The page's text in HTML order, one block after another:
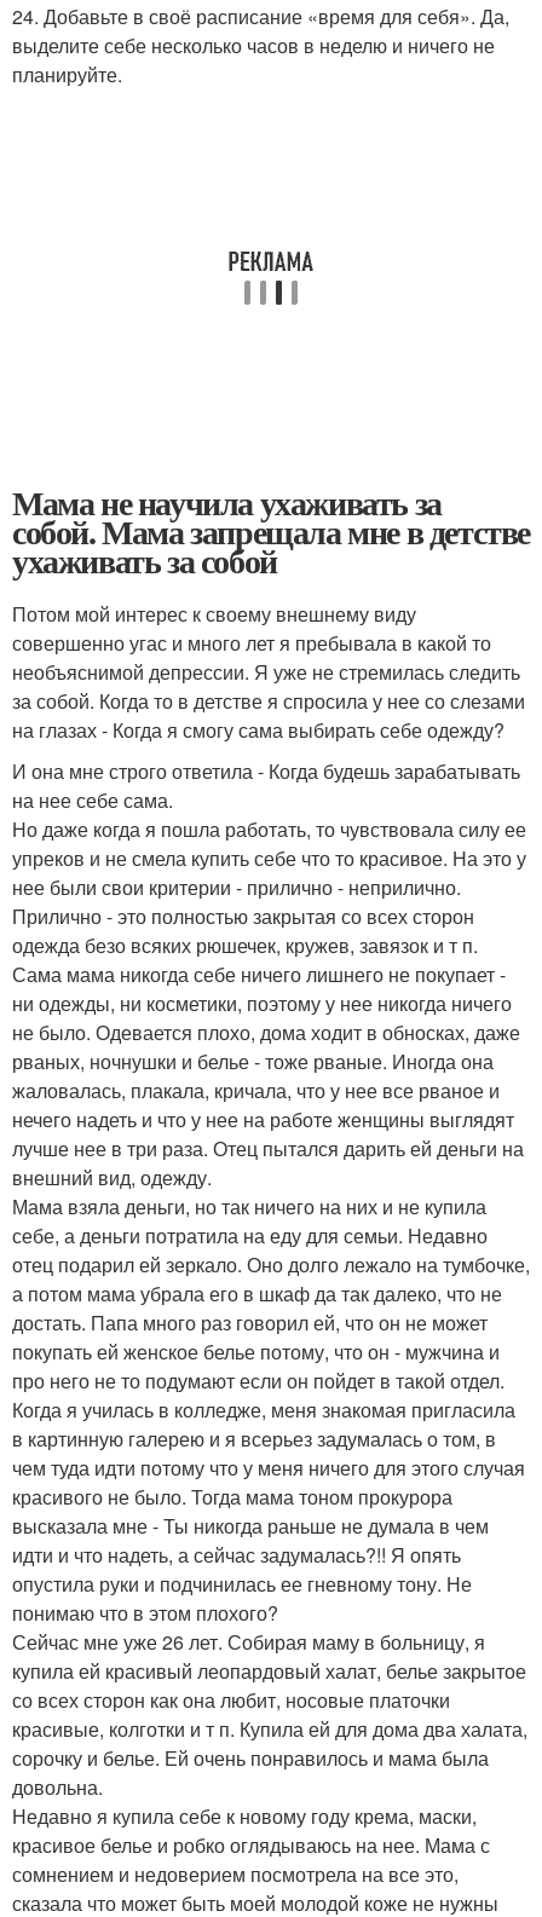
24. Добавьте в своё расписание «время для себя». Да,
выделите себе несколько часов в неделю и ничего не
планируйте.
Мама не научила ухаживать за
собой. Мама запрещала мне в детстве
ухаживать за собой
Потом мой интерес к своему внешнему виду
совершенно угас и много лет я пребывала в какой то
необъяснимой депрессии. Я уже не стремилась следить
за собой. Когда то в детстве я спросила у нее со слезами
на глазах - Когда я смогу сама выбирать себе одежду?
И она мне строго ответила - Когда будешь зарабатывать
на нее себе сама.
Но даже когда я пошла работать, то чувствовала силу ее
упреков и не смела купить себе что то красивое. На это у
нее были свои критерии - прилично - неприлично.
Прилично - это полностью закрытая со всех сторон
одежда безо всяких рюшечек, кружев, завязок и т п.
Сама мама никогда себе ничего лишнего не покупает -
ни одежды, ни косметики, поэтому у нее никогда ничего
не было. Одевается плохо, дома ходит в обносках, даже
рваных, ночнушки и белье - тоже рваные. Иногда она
жаловалась, плакала, кричала, что у нее все рваное и
нечего надеть и что у нее на работе женщины выглядят
лучше нее в три раза. Отец пытался дарить ей деньги на
внешний вид, одежду.
Мама взяла деньги, но так ничего на них и не купила
себе, а деньги потратила на еду для семьи. Недавно
отец подарил ей зеркало. Оно долго лежало на тумбочке,
а потом мама убрала его в шкаф да так далеко, что не
достать. Папа много раз говорил ей, что он не может
покупать ей женское белье потому, что он - мужчина и
про него не то подумают если он пойдет в такой отдел.
Когда я училась в колледже, меня знакомая пригласила
в картинную галерею и я всерьез задумалась о том, в
чем туда идти потому что у меня ничего для этого случая
красивого не было. Тогда мама тоном прокурора
высказала мне - Ты никогда раньше не думала в чем
идти и что надеть, а сейчас задумалась?!! Я опять
опустила руки и подчинилась ее гневному тону. Не
понимаю что в этом плохого?
Сейчас мне уже 26 лет. Собирая маму в больницу, я
купила ей красивый леопардовый халат, белье закрытое
со всех сторон как она любит, носовые платочки
красивые, колготки и т п. Купила ей для дома два халата,
сорочку и белье. Ей очень понравилось и мама была
довольна.
Недавно я купила себе к новому году крема, маски,
красивое белье и робко оглядываюсь на нее. Мама с
сомнением и недоверием посмотрела на все это,
сказала что может быть моей молодой коже не нужны